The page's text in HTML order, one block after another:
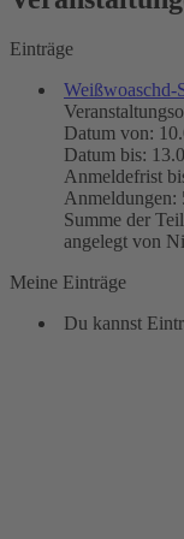
Einträge
Weißwoaschd-
Datum von:
Datum bis:
Anmeldefrist
Anmeldungen:
Summe der
angelegt von
Meine Einträge
Du kannst